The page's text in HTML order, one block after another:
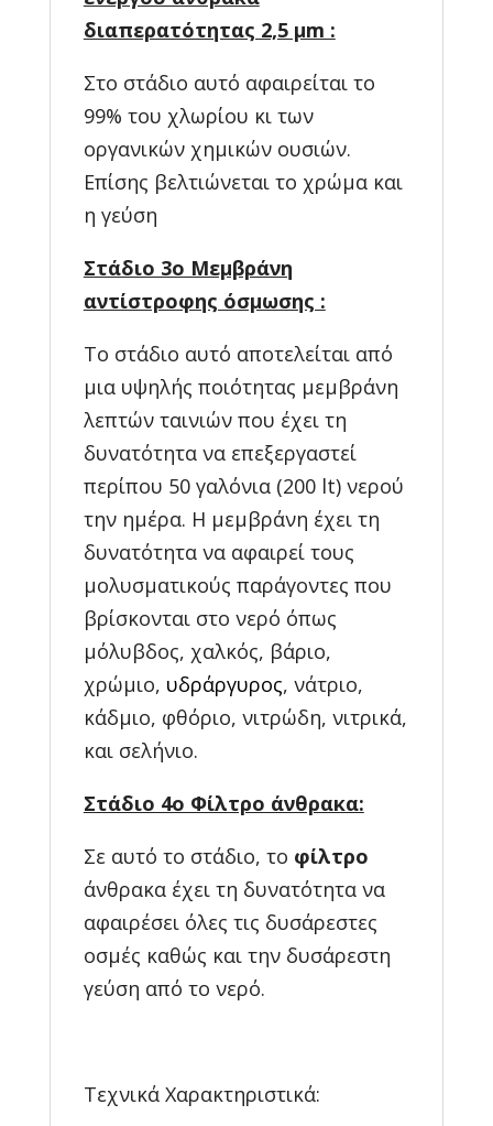
διαπερατότητας 2,5 μm :
Στο στάδιο αυτό αφαιρείται το
99% του χλωρίου κι των
οργανικών χημικών ουσιών.
Επίσης βελτιώνεται το χρώμα και
η γεύση
Στάδιο 3o Μεμβράνη
αντίστροφης όσμωσης :
Το στάδιο αυτό αποτελείται από
μια υψηλής ποιότητας μεμβράνη
λεπτών ταινιών που έχει τη
δυνατότητα να επεξεργαστεί
περίπου 50 γαλόνια (200 lt) νερού
την ημέρα. Η μεμβράνη έχει τη
δυνατότητα να αφαιρεί τους
μολυσματικούς παράγοντες που
βρίσκονται στο νερό όπως
μόλυβδος, χαλκός, βάριο,
χρώμιο, υδράργυρος, νάτριο,
κάδμιο, φθόριο, νιτρώδη, νιτρικά,
και σελήνιο.
Στάδιο 4o Φίλτρο άνθρακα:
Σε αυτό το στάδιο, το φίλτρο
άνθρακα έχει τη δυνατότητα να
αφαιρέσει όλες τις δυσάρεστες
οσμές καθώς και την δυσάρεστη
γεύση από το νερό.
Τεχνικά Χαρακτηριστικά: